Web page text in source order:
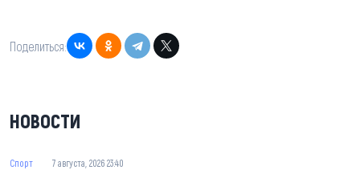
Поделиться:
НОВОСТИ
Спорт 7 августа, 2026 23:40